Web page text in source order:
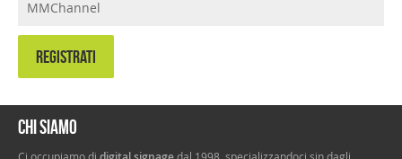
MMChannel
REGISTRATI
Chi siamo
Ci occupiamo di
dal 1998, specializzandoci sin dagli